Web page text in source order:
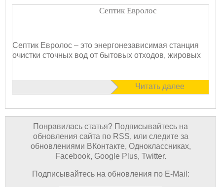
Септик Евролос
Септик Евролос – это энергонезависимая станция
очистки сточных вод от бытовых отходов, жировых
Читать далее
Понравилась статья? Подписывайтесь на
обновления сайта по RSS, или следите за
обновлениями ВКонтакте, Одноклассниках,
Facebook, Google Plus, Twitter.
Подписывайтесь на обновления по E-Mail: